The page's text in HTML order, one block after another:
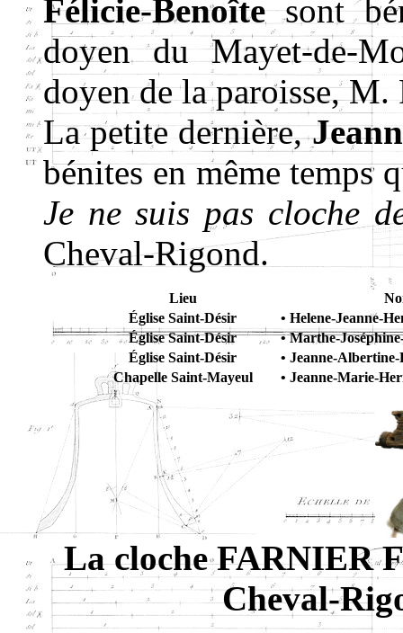
Félicie-Benoîte sont
doyen du Mayet-de-
doyen de la paroisse, M.
La petite dernière,
bénites en même temps
Je ne suis pas cloche
Cheval-Rigond.
Lieu
Église Saint-Désir
• Helene-Jeanne-
Église Saint-Désir
• Marthe-
Église Saint-Désir
• Jeanne-
Chapelle Saint-Mayeul
• Jeanne-Marie-
La cloche FARNIER
Cheval-